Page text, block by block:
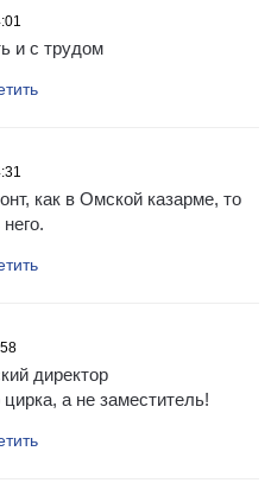
и с трудом
как в Омской казарме, то
директор
цирка, а не заместитель!